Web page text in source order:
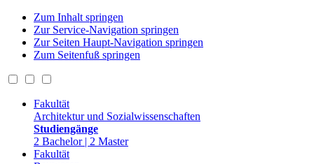
Zum Inhalt springen
Zur Service-Navigation springen
Zur Seiten Haupt-Navigation springen
Zum Seitenfuß springen
Fakultät
Architektur und Sozialwissenschaften
Studiengänge
2 Bachelor | 2 Master
Fakultät